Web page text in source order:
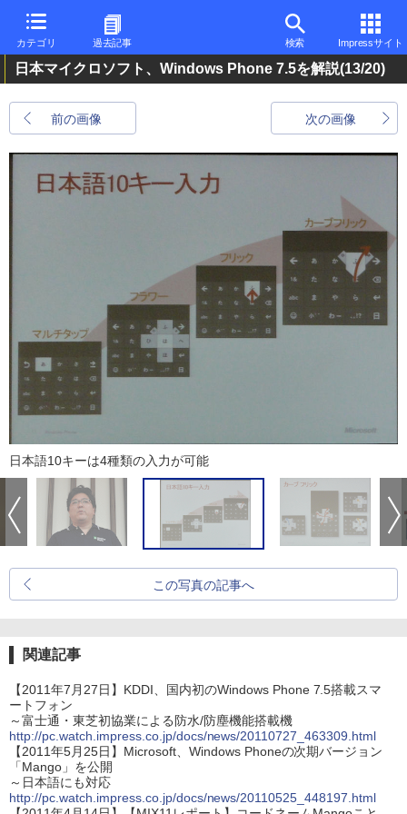
カテゴリ 過去記事 検索 Impressサイト
日本マイクロソフト、Windows Phone 7.5を解説(13/20)
前の画像 次の画像
日本語10キーは4種類の入力が可能
この写真の記事へ
関連記事
【2011年7月27日】KDDI、国内初のWindows Phone 7.5搭載スマ
ートフォン
～富士通・東芝初協業による防水/防塵機能搭載機
http://pc.watch.impress.co.jp/docs/news/20110727_463309.html
【2011年5月25日】Microsoft、Windows Phoneの次期バージョン
「Mango」を公開
～日本語にも対応
http://pc.watch.impress.co.jp/docs/news/20110525_448197.html